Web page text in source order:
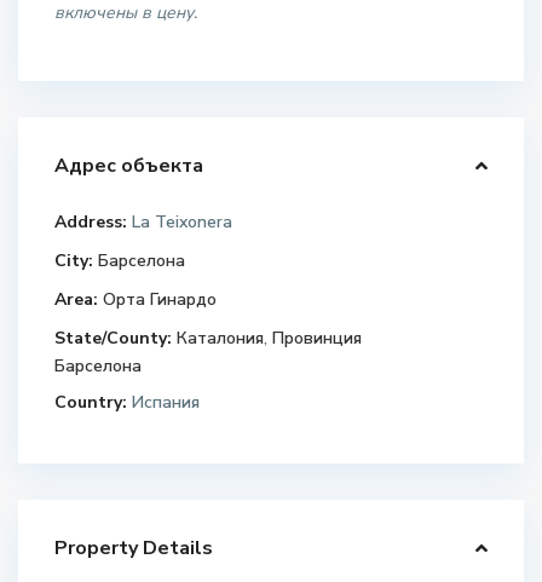
включены в цену.
Адрес объекта
Address: La Teixonera
City: Барселона
Area: Орта Гинардо
State/County: Каталония,Провинция
Барселона
Country: Испания
Property Details